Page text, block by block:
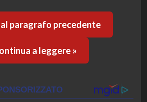
al paragrafo precedente
a leggere »